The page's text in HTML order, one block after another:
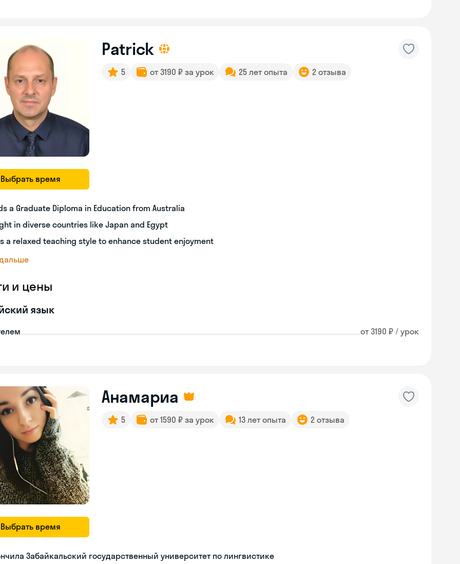
Выбрать время
Patrick
5 от 3190 ₽ за урок 25 лет опыта 2 отзыва
a Graduate Diploma in Education from Australia
in diverse countries like Japan and Egypt
a relaxed teaching style to enhance student enjoyment
и цены
язык
от 3190 ₽ / урок
Выбрать время
Анамариа
5 от 1590 ₽ за урок 13 лет опыта 2 отзыва
Забайкальский государственный университет по лингвистикеonline